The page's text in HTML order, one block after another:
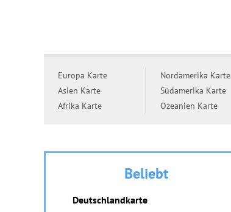
Europa Karte
Asien Karte
Afrika Karte
Nordamerika Karte
Südamerika Karte
Ozeanien Karte
Beliebt
Deutschlandkarte